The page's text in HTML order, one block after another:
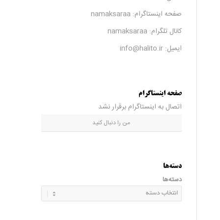
صفحه اینستاگرام: namaksaraa
کانال تلگرام: namaksaraa
ایمیل: info@halito.ir
صفحه اینستاگرام
اتصال به اینستاگرام برقرار نشد
من را دنبال کنید
دسته‌ها
دسته‌ها